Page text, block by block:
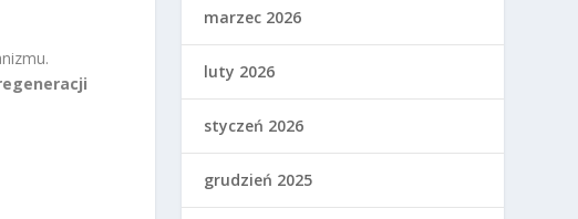
marzec 2026
luty 2026
styczeń 2026
grudzień 2025